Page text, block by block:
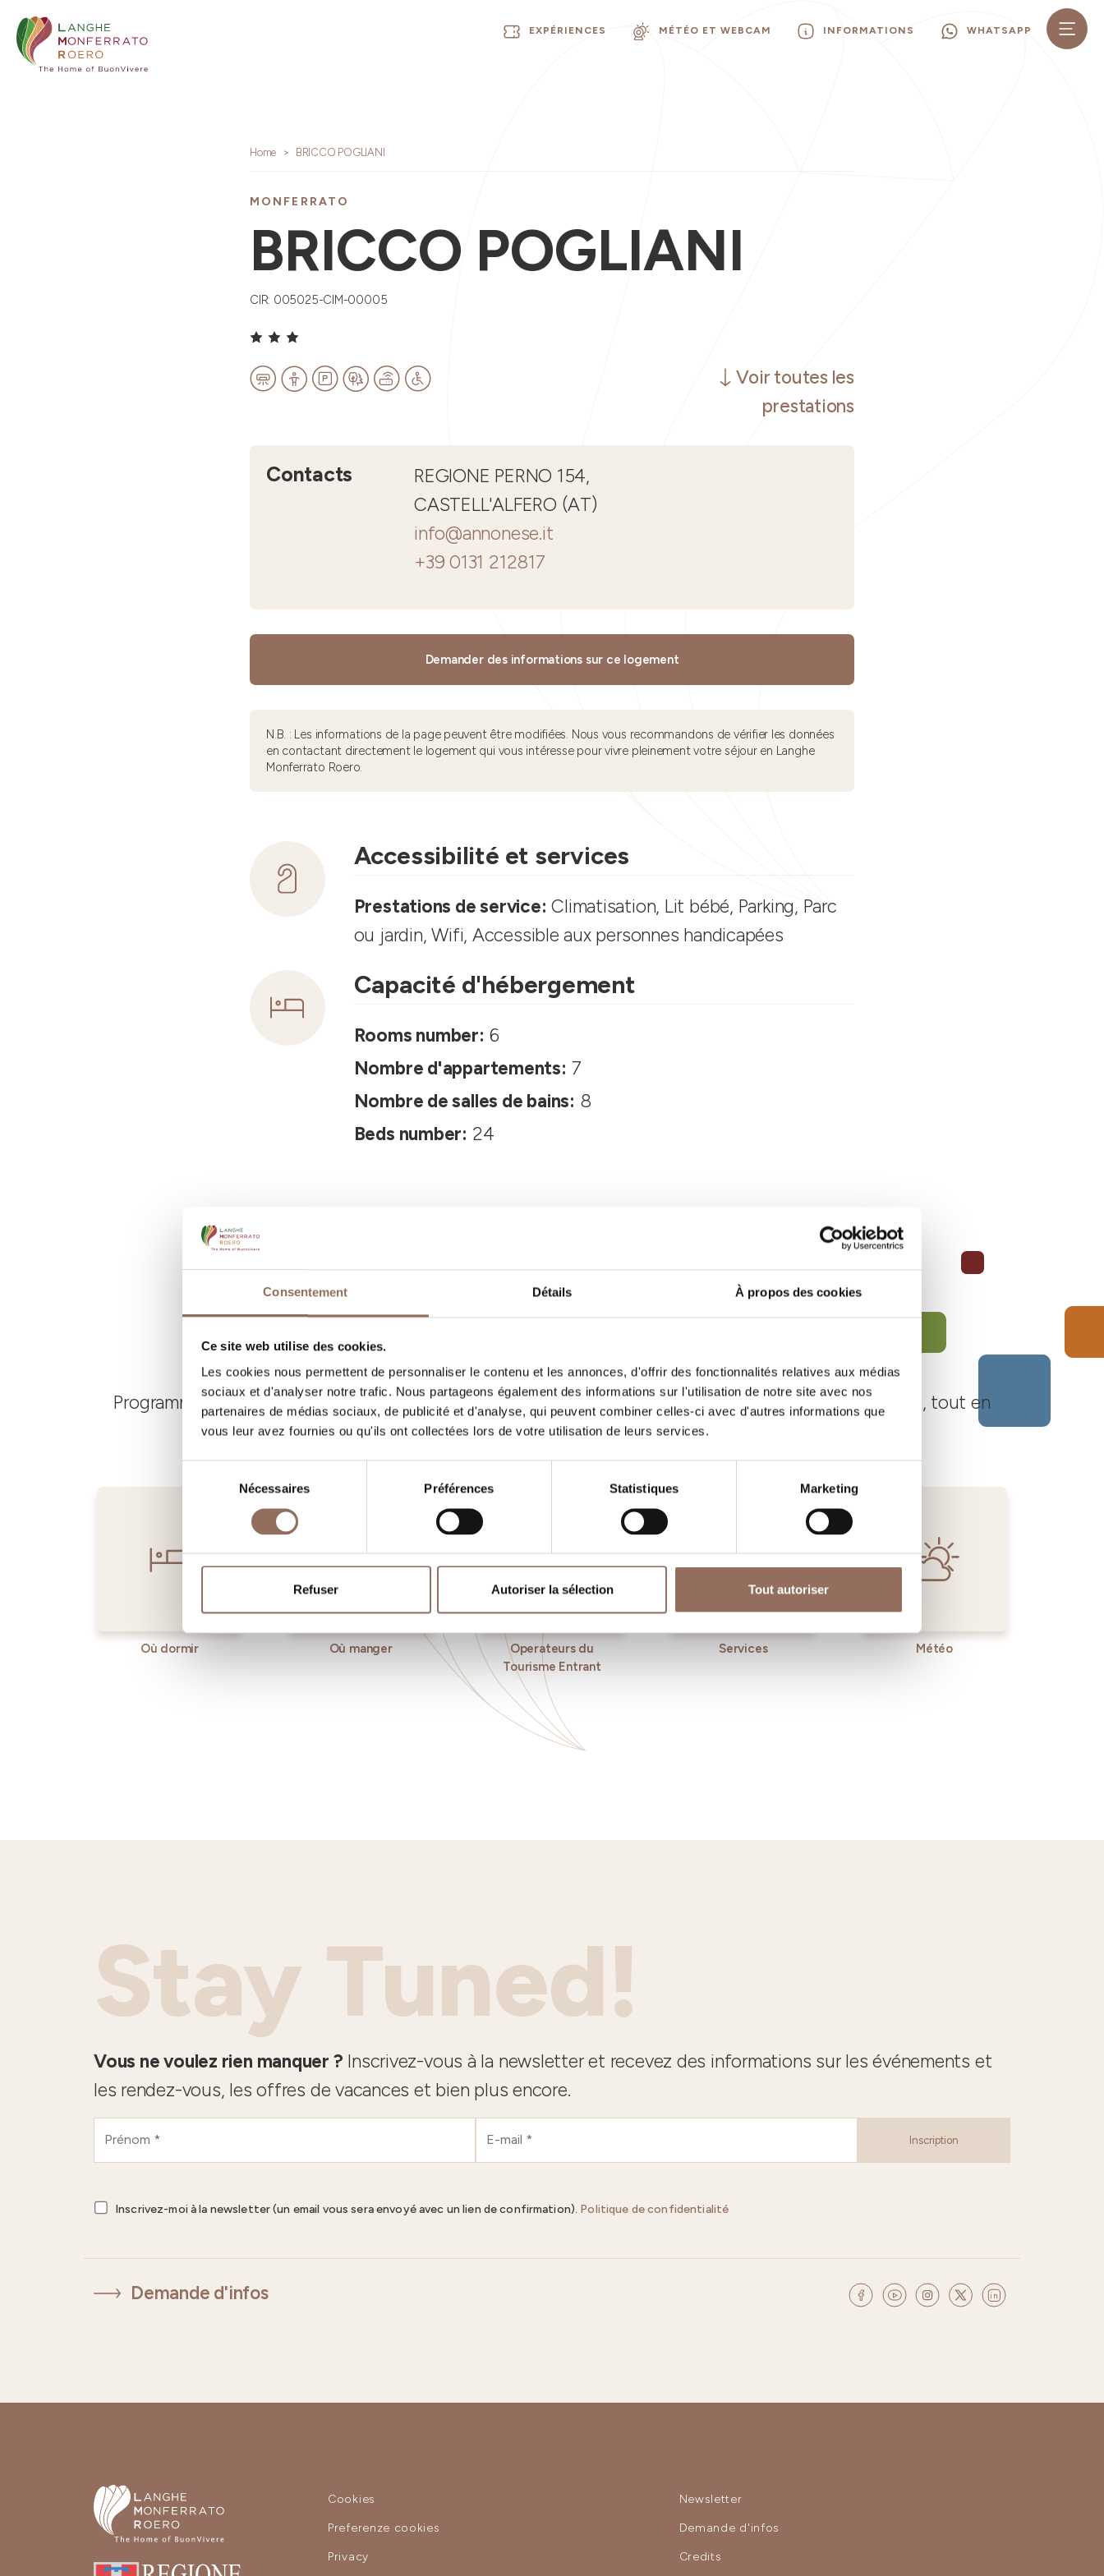
Consentement Détails À propos des cookies
Ce site web utilise des cookies.
Les cookies nous permettent de personnaliser le contenu et les annonces, d'offrir des fonctionnalités relatives aux médias
sociaux et d'analyser notre trafic. Nous partageons également des informations sur l'utilisation de notre site avec nos
partenaires de médias sociaux, de publicité et d'analyse, qui peuvent combiner celles-ci avec d'autres informations que
vous leur avez fournies ou qu'ils ont collectées lors de votre utilisation de leurs services.
consentement
Nécessaires Préférences Statistiques Marketing
Refuser Autoriser la sélection Tout autoriser
EXPÉRIENCES MÉTÉO ET WEBCAM INFORMATIONS WHATSAPP
Home BRICCO POGLIANI
MONFERRATO
BRICCO POGLIANI
CIR: 005025-CIM-00005
Voir toutes les
prestations
Contacts
REGIONE PERNO 154,
CASTELL'ALFERO (AT)
info@annonese.it
+39 0131 212817
Demander des informations sur ce logement
N.B. : Les informations de la page peuvent être modifiées. Nous vous recommandons de vérifier les données
en contactant directement le logement qui vous intéresse pour vivre pleinement votre séjour en Langhe
Monferrato Roero.
Accessibilité et services
Prestations de service: Climatisation, Lit bébé, Parking, Parc
ou jardin, Wifi, Accessible aux personnes handicapées
Capacité d'hébergement
Rooms number: 6
Nombre d'appartements: 7
Nombre de salles de bains: 8
Beds number: 24
Vos vacances
Programmez où dormir, où manger, quoi faire et visiter dans chaque coin de Langhe Monferrato Roero, tout en
gardant un œil sur la météo en temps réel
Où dormir Où manger
Operateurs du
Tourisme Entrant
Services Météo
Stay Tuned!
Vous ne voulez rien manquer ? Inscrivez-vous à la newsletter et recevez des informations sur les événements et
les rendez-vous, les offres de vacances et bien plus encore.
Inscription
Inscrivez-moi à la newsletter (un email vous sera envoyé avec un lien de confirmation). Politique de confidentialité
Demande d'infos
Cookies
Preferenze cookies
Privacy
Newsletter
Demande d'infos
Credits